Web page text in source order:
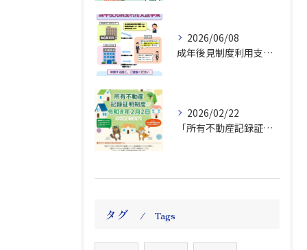
2026/06/08
成年後見制度利用支援事業
2026/02/22
「所有不動産記録証明制度」始まる
タグ Tags